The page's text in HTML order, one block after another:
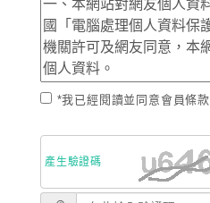
*我已經閱讀並同意會員條款
產生驗證碼